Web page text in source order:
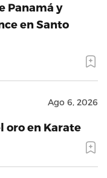
Panamá y
en Santo
Ago 6, 2026
oro en Karate